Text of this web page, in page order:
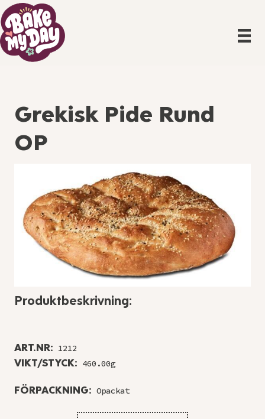
Grekisk Pide Rund
OP
Produktbeskrivning:
ART.NR: 1212
VIKT/STYCK: 460.00g
FÖRPACKNING: Opackat